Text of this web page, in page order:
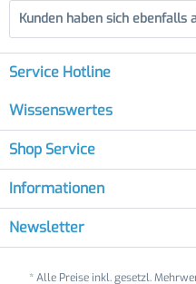
Kunden haben sich ebenfalls
Service Hotline
Wissenswertes
Shop Service
Informationen
Newsletter
* Alle Preise inkl. gesetzl.